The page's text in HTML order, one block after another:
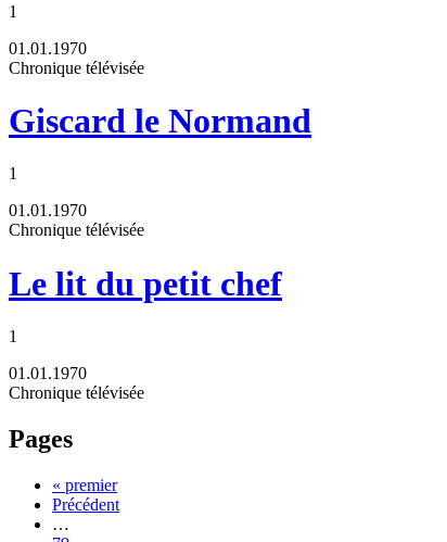
1
01.01.1970
Chronique télévisée
Giscard le Normand
1
01.01.1970
Chronique télévisée
Le lit du petit chef
1
01.01.1970
Chronique télévisée
Pages
« premier
Précédent
…